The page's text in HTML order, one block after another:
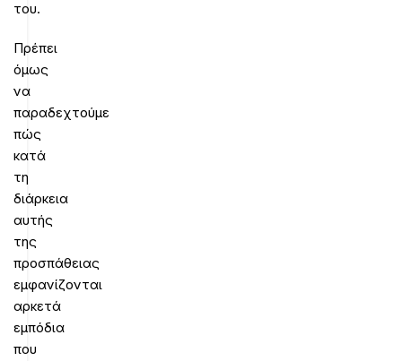
του.
Πρέπει
όμως
να
παραδεχτούμε
πώς
κατά
τη
διάρκεια
αυτής
της
προσπάθειας
εμφανίζονται
αρκετά
εμπόδια
που